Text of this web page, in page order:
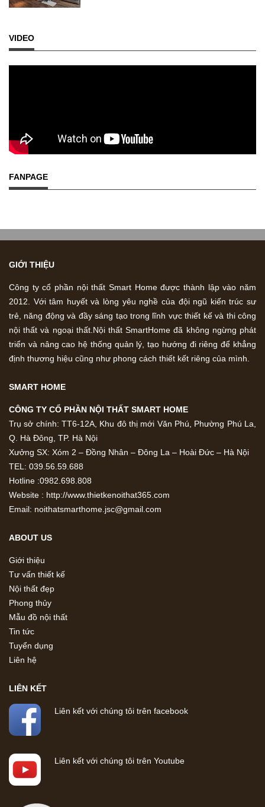
VIDEO
FANPAGE
GIỚI THIỆU
Công ty cổ phần nội thất Smart Home được thành lập vào năm
2012. Với tâm huyết và lòng yêu nghề của đội ngũ kiến trúc sư
trẻ, năng động và đầy sáng tạo trong lĩnh vực thiết kế và thi công
nội thất và ngoại thất.Nội thất SmartHome đã không ngừng phát
triển và nâng cao hệ thống quản lý, tạo hướng đi riêng để khẳng
định thương hiệu cũng như phong cách thiết kết riêng của mình.
SMART HOME
CÔNG TY CỔ PHẦN NỘI THẤT SMART HOME
Trụ sở chính: TT6-12A, Khu đô thị mới Văn Phú, Phường Phú La,
Q. Hà Đông, TP. Hà Nội
Xưởng SX: Xóm 2 – Đồng Nhân – Đông La – Hoài Đức – Hà Nội
TEL: 039.56.59.688
Hotline :0982.698.808
Website : http://www.thietkenoithat365.com
Email: noithatsmarthome.jsc@gmail.com
ABOUT US
Giới thiệu
Tư vấn thiết kế
Nội thất đẹp
Phong thủy
Mẫu đồ nội thất
Tin tức
Tuyển dụng
Liên hệ
LIÊN KẾT
Liên kết với chúng tôi trên facebook
Liên kết với chúng tôi trên Youtube